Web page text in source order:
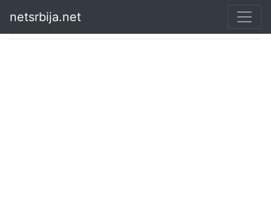
netsrbija.net